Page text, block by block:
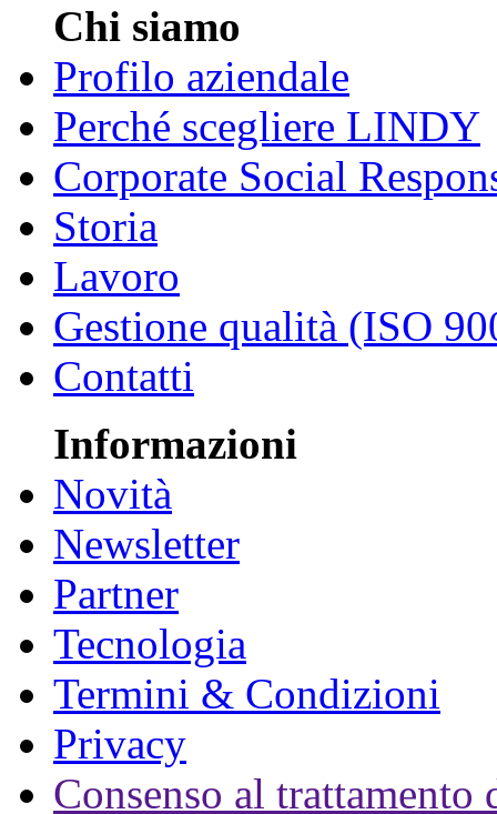
Chi siamo
Profilo aziendale
Perché scegliere LINDY
Corporate Social
Storia
Lavoro
Gestione qualità (ISO
Contatti
Informazioni
Novità
Newsletter
Partner
Tecnologia
Termini & Condizioni
Privacy
Consenso al trattamento